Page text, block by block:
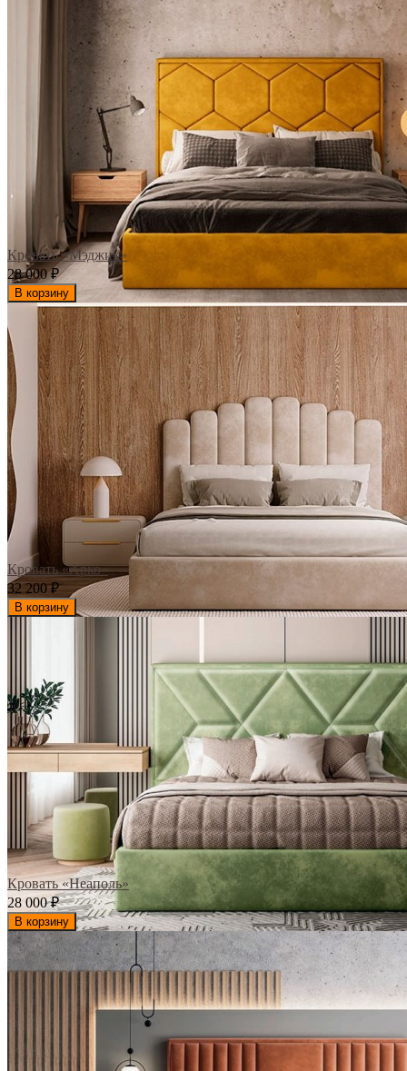
Кровать «Мэджик»
28 000₽
В корзину
Кровать «Арко»
32 200₽
В корзину
Кровать «Неаполь»
28 000₽
В корзину